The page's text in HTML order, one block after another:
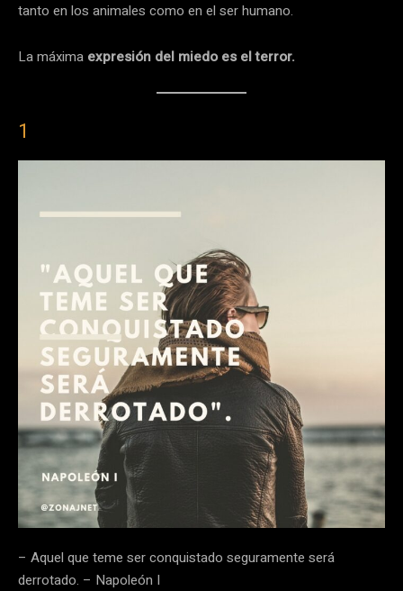
tanto en los animales como en el ser humano.
La máxima expresión del miedo es el terror.
1
– Aquel que teme ser conquistado seguramente será
derrotado. – Napoleón I